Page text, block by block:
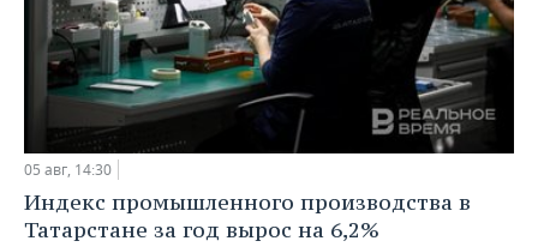
05 авг, 14:30
Индекс промышленного производства в
Татарстане за год вырос на 6,2%